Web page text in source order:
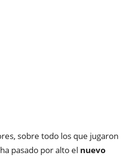
sobre todo los que jugaron
pasado por alto el nuevo